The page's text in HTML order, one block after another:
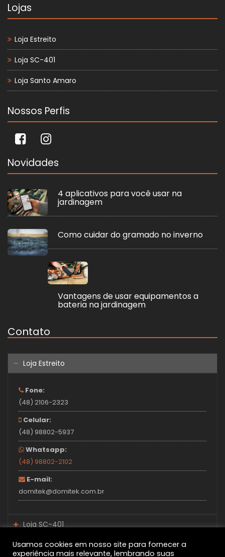
Lojas
Loja Estreito
Loja SC-401
Loja Santo Amaro
Nossos Perfis
Novidades
4 aplicativos para você usar na
jardinagem
Como cuidar do gramado no inverno
Vantagens de usar equipamentos a
bateria na jardinagem
Contato
Loja Estreito
Fone:
(48) 2106-2323
Celular:
(48) 98802-5937
Whatsapp:
(48) 98802-2102
E-mail:
domitek@domitek.com.br
Loja SC-401
Fone:
Loja Santo Amaro
Usamos cookies em nosso site para fornecer a
experiência mais relevante, lembrando suas